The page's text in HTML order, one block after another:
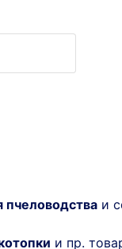
пчеловодства и
и пр.